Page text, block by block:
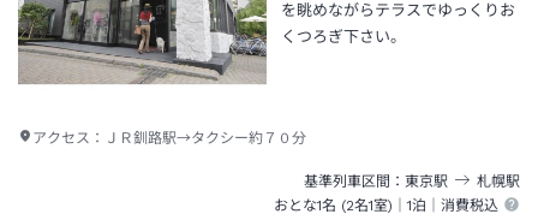
を眺めながらテラスでゆっくりお
くつろぎ下さい。
アクセス： ＪＲ釧路駅→タクシー約７０分
基準列車区間 東京駅 札幌駅
おとな1名 (2名1室)｜1泊 ｜消費税込